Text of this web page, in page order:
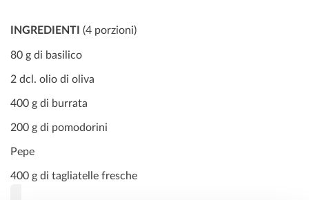
INGREDIENTI (4 porzioni)
80 g di basilico
2 dcl. olio di oliva
400 g di burrata
200 g di pomodorini
Pepe
400 g di tagliatelle fresche